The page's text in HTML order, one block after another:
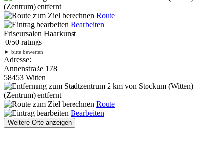
(Zentrum) entfernt
Route
Bearbeiten
Friseursalon Haarkunst
0/50 ratings
► bitte bewerten
Adresse:
Annenstraße 178
58453 Witten
2 km von Stockum (Witten)
(Zentrum) entfernt
Route
Bearbeiten
Weitere Orte anzeigen